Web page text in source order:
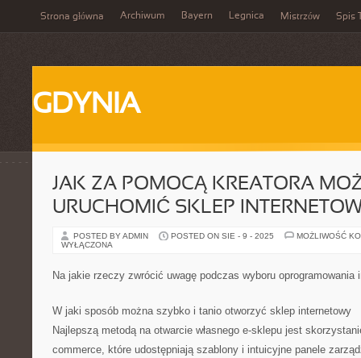
Strona główna Archiwum Bayern Legnica Mistrzów Spis
GDYNIA
JAK ZA POMOCĄ KREATORA
URUCHOMIĆ SKLEP
POSTED BY ADMIN POSTED ON SIE - 9 - 2025
MOŻLIWOŚĆ
WYŁĄCZONA
Na jakie rzeczy zwrócić uwagę podczas wyboru oprogramowania
W jaki sposób można szybko i tanio otworzyć sklep internetowy
Najlepszą metodą na otwarcie własnego e-sklepu jest
commerce, które udostępniają szablony i intuicyjne panele